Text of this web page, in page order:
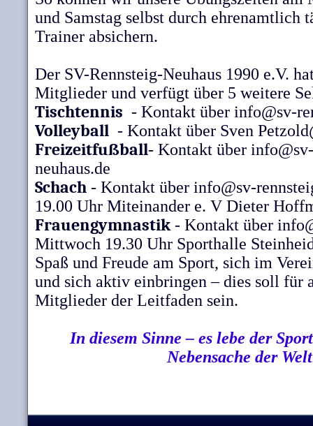
und Samstag selbst durch ehrenamtlich
Trainer absichern.
Der SV-Rennsteig-Neuhaus 1990 e.V.
Mitglieder und verfügt über 5 weitere
Tischtennis - Kontakt über info@sv-
Volleyball - Kontakt über Sven
Freizeitfußball- Kontakt über
neuhaus.de
Schach - Kontakt über info@sv-
19.00 Uhr Miteinander e. V Dieter
Frauengymnastik - Kontakt über
Mittwoch 19.30 Uhr Sporthalle
Spaß und Freude am Sport, sich im
und sich aktiv einbringen – dies soll für
Mitglieder der Leitfaden sein.
In diesem Sinne – es lebe der
Nebensache der